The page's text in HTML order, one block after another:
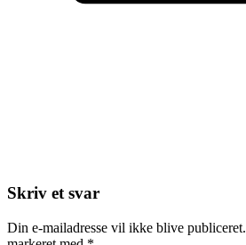
Skriv et svar
Din e-mailadresse vil ikke blive publiceret.